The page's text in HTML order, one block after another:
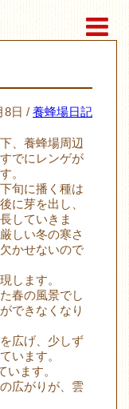
8日 / 養蜂場日記
、養蜂場周辺
でにレンゲが
。
旬に播く種は
に芽を出し、
していきま
しい冬の寒さ
かせないので
します。
春の風景でし
できなくなり
広げ、少しず
います。
います。
広がりが、雲